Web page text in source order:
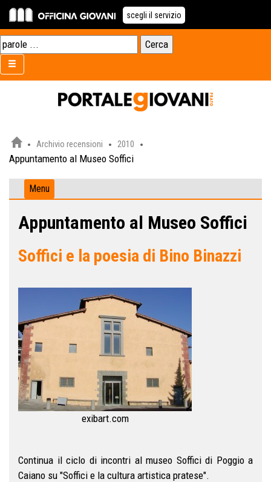
scegli il servizio
Archivio recensioni 2010
Appuntamento al Museo Soffici
Menu
Appuntamento al Museo Soffici
Soffici e la poesia di Bino Binazzi
exibart.com
Continua il ciclo di incontri al museo Soffici di Poggio a
Caiano su "Soffici e la cultura artistica pratese".